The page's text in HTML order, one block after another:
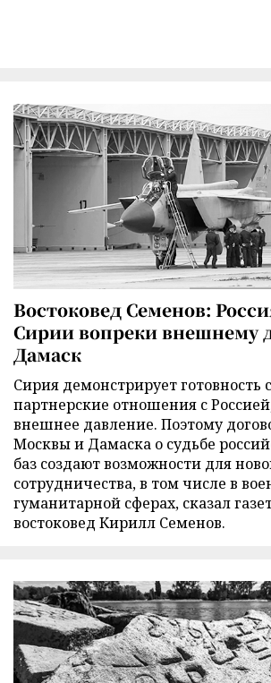
Востоковед Семенов:
Сирии вопреки внешнему
Дамаск
Сирия демонстрирует готовность
партнерские отношения с
внешнее давление. Поэтому
Москвы и Дамаска о судьбе
баз создают возможности для
сотрудничества, в том числе в
гуманитарной сферах, сказал
востоковед Кирилл Семенов.